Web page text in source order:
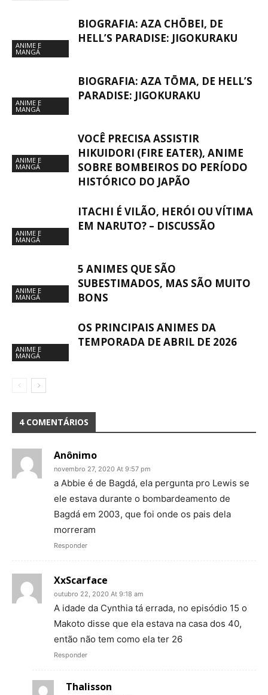
ANIME E
MANGÁ
BIOGRAFIA: AZA CHŌBEI, DE
HELL’S PARADISE: JIGOKURAKU
ANIME E
MANGÁ
BIOGRAFIA: AZA TŌMA, DE HELL’S
PARADISE: JIGOKURAKU
ANIME E
MANGÁ
VOCÊ PRECISA ASSISTIR
HIKUIDORI (FIRE EATER), ANIME
SOBRE BOMBEIROS DO PERÍODO
HISTÓRICO DO JAPÃO
ANIME E
MANGÁ
ITACHI É VILÃO, HERÓI OU VÍTIMA
EM NARUTO? – DISCUSSÃO
ANIME E
MANGÁ
5 ANIMES QUE SÃO
SUBESTIMADOS, MAS SÃO MUITO
BONS
ANIME E
MANGÁ
OS PRINCIPAIS ANIMES DA
TEMPORADA DE ABRIL DE 2026
4 COMENTÁRIOS
Anônimo
novembro 27, 2020 At 9:57 pm
a Abbie é de Bagdá, ela pergunta pro Lewis se
ele estava durante o bombardeamento de
Bagdá em 2003, que foi onde os pais dela
morreram
Responder
XxScarface
outubro 22, 2020 At 9:18 am
A idade da Cynthia tá errada, no episódio 15 o
Makoto disse que ela estava na casa dos 40,
então não tem como ela ter 26
Responder
Thalisson